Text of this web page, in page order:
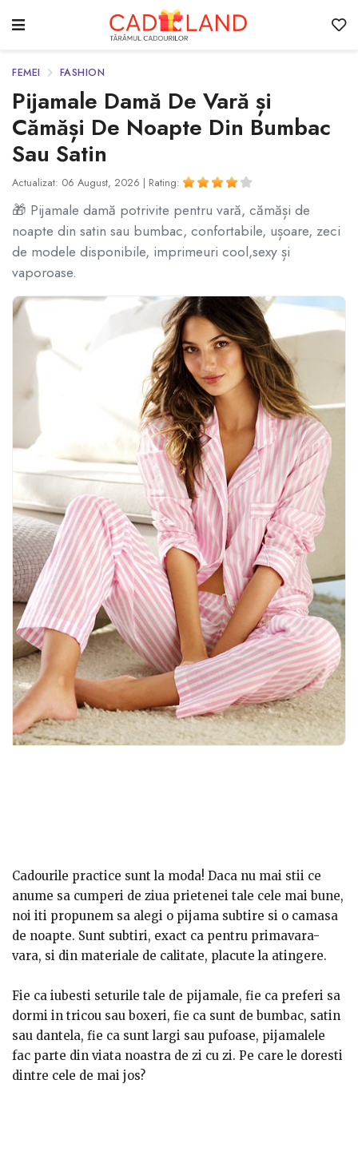
FEMEI FASHION
Pijamale Damă De Vară și
Cămăși De Noapte Din Bumbac
Sau Satin
Actualizat: 06 August, 2026 | Rating:
🎁 Pijamale damă potrivite pentru vară, cămăși de
noapte din satin sau bumbac, confortabile, ușoare, zeci
de modele disponibile, imprimeuri cool,sexy și
vaporoase.
Cadourile practice sunt la moda! Daca nu mai stii ce
anume sa cumperi de ziua prietenei tale cele mai bune,
noi iti propunem sa alegi o pijama subtire si o camasa
de noapte. Sunt subtiri, exact ca pentru primavara-
vara, si din materiale de calitate, placute la atingere.
Fie ca iubesti seturile tale de pijamale, fie ca preferi sa
dormi in tricou sau boxeri, fie ca sunt de bumbac, satin
sau dantela, fie ca sunt largi sau pufoase, pijamalele
fac parte din viata noastra de zi cu zi. Pe care le doresti
dintre cele de mai jos?